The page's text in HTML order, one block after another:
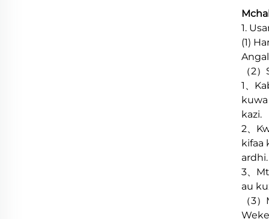
1.
(1)
（2
1、
kazi.
2、
kifaa
ardhi.
3、
au
（3